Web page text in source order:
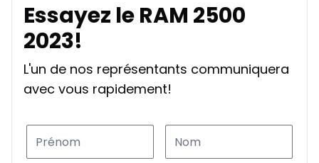
Essayez le RAM 2500
2023!
L'un de nos représentants communiquera
avec vous rapidement!